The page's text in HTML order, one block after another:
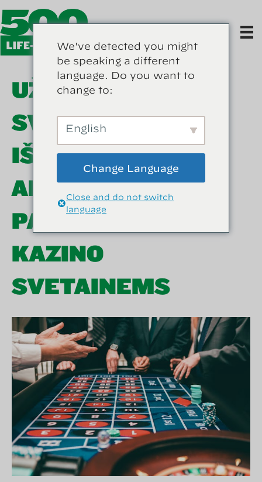
UŽSIENIO LOŠIMŲ
SVETAINIŲ:
IŠSAMUS
APRAŠYMAS
PASAULINĖMS
KAZINO
SVETAINĖMS
We've detected you might
be speaking a different
language. Do you want to
change to:
English
Change Language
Close and do not switch
language